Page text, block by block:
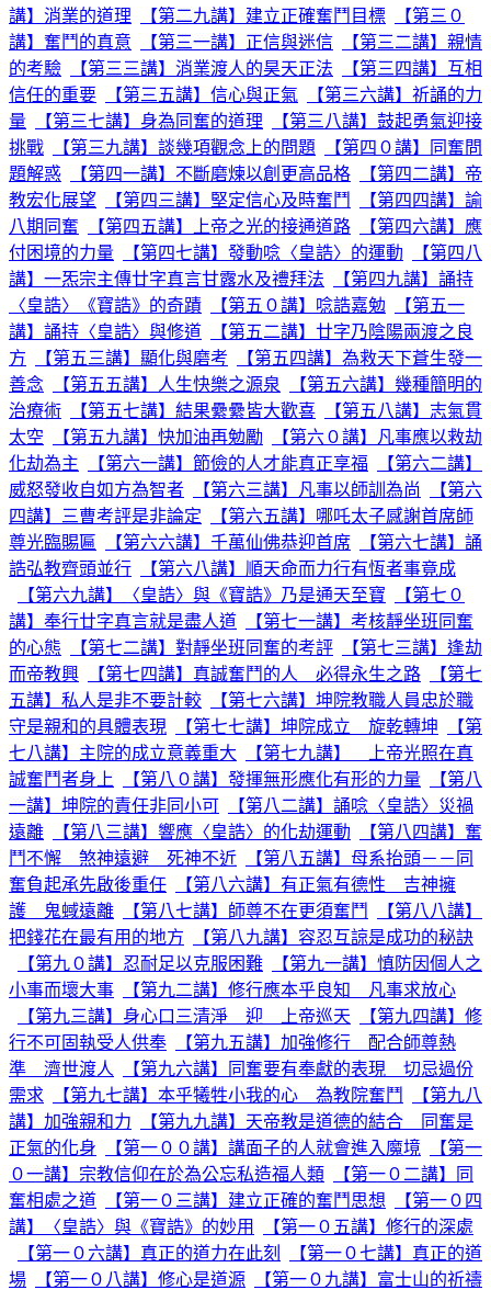
講】消業的道理
【第二九講】建立正確奮鬥目標
【第三０
講】奮鬥的真意
【第三一講】正信與迷信
【第三二講】親情
的考驗
【第三三講】消業渡人的昊天正法
【第三四講】互相
信任的重要
【第三五講】信心與正氣
【第三六講】祈誦的力
量
【第三七講】身為同奮的道理
【第三八講】鼓起勇氣迎接
挑戰
【第三九講】談幾項觀念上的問題
【第四０講】同奮問
題解惑
【第四一講】不斷磨煉以創更高品格
【第四二講】帝
教宏化展望
【第四三講】堅定信心及時奮鬥
【第四四講】諭
八期同奮
【第四五講】上帝之光的接通道路
【第四六講】應
付困境的力量
【第四七講】發動唸〈皇誥〉的運動
【第四八
講】一炁宗主傳廿字真言甘露水及禮拜法
【第四九講】誦持
〈皇誥〉《寶誥》的奇蹟
【第五０講】唸誥嘉勉
【第五一
講】誦持〈皇誥〉與修道
【第五二講】廿字乃陰陽兩渡之良
方
【第五三講】顯化與磨考
【第五四講】為救天下蒼生發一
善念
【第五五講】人生快樂之源泉
【第五六講】幾種簡明的
治療術
【第五七講】結果纍纍皆大歡喜
【第五八講】志氣貫
太空
【第五九講】快加油再勉勵
【第六０講】凡事應以救劫
化劫為主
【第六一講】節儉的人才能真正享福
【第六二講】
威怒發收自如方為智者
【第六三講】凡事以師訓為尚
【第六
四講】三曹考評是非論定
【第六五講】哪吒太子感謝首席師
尊光臨賜匾
【第六六講】千萬仙佛恭迎首席
【第六七講】誦
誥弘教齊頭並行
【第六八講】順天命而力行有恆者事竟成
【第六九講】〈皇誥〉與《寶誥》乃是通天至寶
【第七０
講】奉行廿字真言就是盡人道
【第七一講】考核靜坐班同奮
的心態
【第七二講】對靜坐班同奮的考評
【第七三講】逢劫
而帝教興
【第七四講】真誠奮鬥的人 必得永生之路
【第七
五講】私人是非不要計較
【第七六講】坤院教職人員忠於職
守是親和的具體表現
【第七七講】坤院成立 旋乾轉坤
【第
七八講】主院的成立意義重大
【第七九講】 上帝光照在真
誠奮鬥者身上
【第八０講】發揮無形應化有形的力量
【第八
一講】坤院的責任非同小可
【第八二講】誦唸〈皇誥〉災禍
遠離
【第八三講】響應〈皇誥〉的化劫運動
【第八四講】奮
鬥不懈 煞神遠避 死神不近
【第八五講】母系抬頭－－同
奮負起承先啟後重任
【第八六講】有正氣有德性 吉神擁
護 鬼蜮遠離
【第八七講】師尊不在更須奮鬥
【第八八講】
把錢花在最有用的地方
【第八九講】容忍互諒是成功的秘訣
【第九０講】忍耐足以克服困難
【第九一講】慎防因個人之
小事而壞大事
【第九二講】修行應本乎良知 凡事求放心
【第九三講】身心口三清淨 迎 上帝巡天
【第九四講】修
行不可固執受人供奉
【第九五講】加強修行 配合師尊熱
準 濟世渡人
【第九六講】同奮要有奉獻的表現 切忌過份
需求
【第九七講】本乎犧牲小我的心 為教院奮鬥
【第九八
講】加強親和力
【第九九講】天帝教是道德的結合 同奮是
正氣的化身
【第一００講】講面子的人就會進入魔境
【第一
０一講】宗教信仰在於為公忘私造福人類
【第一０二講】同
奮相處之道
【第一０三講】建立正確的奮鬥思想
【第一０四
講】〈皇誥〉與《寶誥》的妙用
【第一０五講】修行的深處
【第一０六講】真正的道力在此刻
【第一０七講】真正的道
場
【第一０八講】修心是道源
【第一０九講】富士山的祈禱